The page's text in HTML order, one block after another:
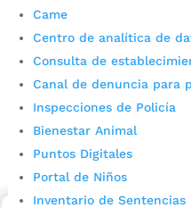
Came
Centro de analítica de
Consulta de
Canal de denuncia para
Inspecciones de Policía
Bienestar Animal
Puntos Digitales
Portal de Niños
Inventario de Sentencias
Cupos Escolares
Consulta aqui los pasos
cupo escolar en los
Bucaramanga.